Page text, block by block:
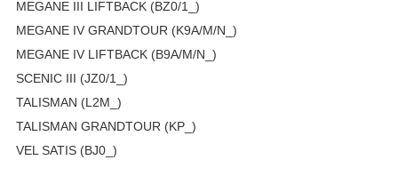
MEGANE III LIFTBACK (BZ0/1_)
MEGANE IV GRANDTOUR (K9A/M/N_)
MEGANE IV LIFTBACK (B9A/M/N_)
SCENIC III (JZ0/1_)
TALISMAN (L2M_)
TALISMAN GRANDTOUR (KP_)
VEL SATIS (BJ0_)